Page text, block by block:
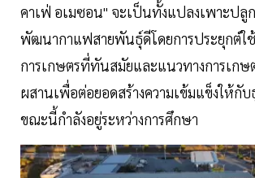
คาเฟ่ อเมซอน" จะเป็นทั้งแปลงเพาะปลู
พัฒนากาแฟสายพันธุ์ดีโดยการประยุกต์ใ
การเกษตรที่ทันสมัยและแนวทางการเก
ผสานเพื่อต่อยอดสร้างความเข้มแข็งให้กั
ขณะนี้กำลังอยู่ระหว่างการศึกษา